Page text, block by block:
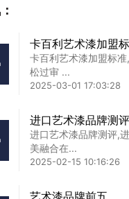
卡百利艺术漆加盟
卡百利艺术漆加盟标
松过审 ...
2025-03-01 17:03:28
进口艺术漆品牌测评
进口艺术漆品牌测评,
美融合在...
2025-02-15 10:16:26
艺术漆品牌前五